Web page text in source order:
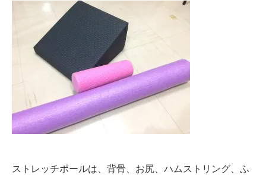
ストレッチポールは、背骨、お尻、ハムストリング、ふ